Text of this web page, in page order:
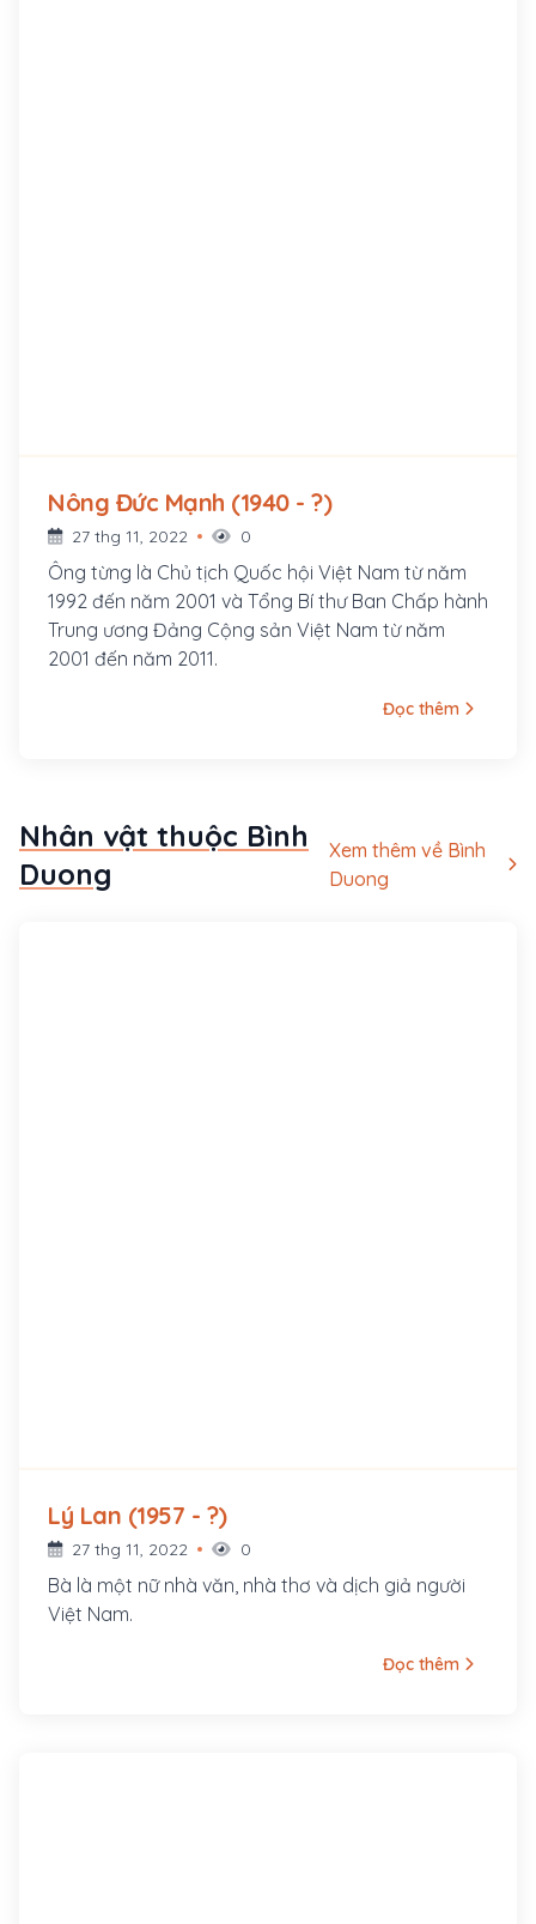
Nông Đức Mạnh (1940 - ?)
27 thg 11, 2022 0
Ông từng là Chủ tịch Quốc hội Việt Nam từ năm
1992 đến năm 2001 và Tổng Bí thư Ban Chấp hành
Trung ương Đảng Cộng sản Việt Nam từ năm
2001 đến năm 2011.
Đọc thêm
Nhân vật thuộc Bình
Duong
Xem thêm về Bình
Duong
Lý Lan (1957 - ?)
27 thg 11, 2022 0
Bà là một nữ nhà văn, nhà thơ và dịch giả người
Việt Nam.
Đọc thêm